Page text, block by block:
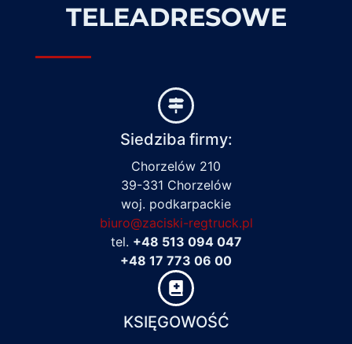
TELEADRESOWE
Siedziba firmy:
Chorzelów 210
39-331 Chorzelów
woj. podkarpackie
biuro@zaciski-regtruck.pl
tel. +48 513 094 047
+48 17 773 06 00
KSIĘGOWOŚĆ